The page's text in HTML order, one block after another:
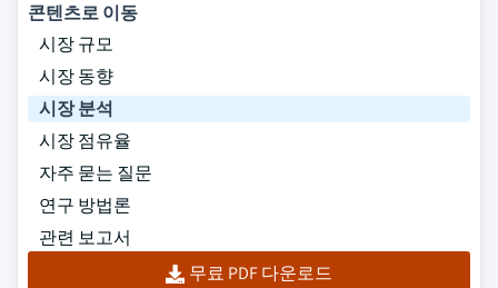
콘텐츠로 이동
시장 규모
시장 동향
시장 분석
시장 점유율
자주 묻는 질문
연구 방법론
관련 보고서
무료 PDF 다운로드